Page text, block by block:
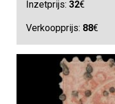
Inzetprijs:32€
Verkoopprijs: 88€